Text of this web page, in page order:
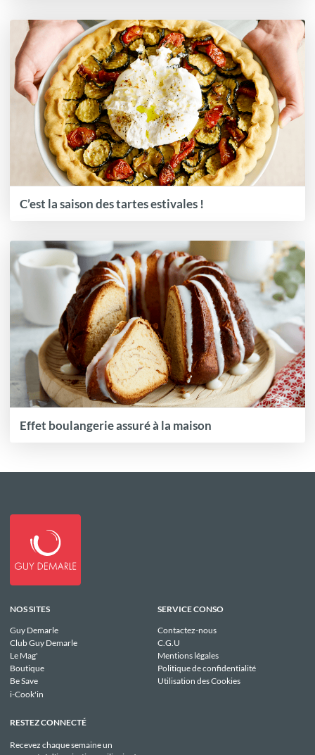
C’est la saison des tartes estivales !
Effet boulangerie assuré à la maison
NOS SITES
Guy Demarle
Club Guy Demarle
Le Mag'
Boutique
Be Save
i-Cook'in
SERVICE CONSO
Contactez-nous
C.G.U
Mentions légales
Politique de confidentialité
Utilisation des Cookies
RESTEZ CONNECTÉ
Recevez chaque semaine un